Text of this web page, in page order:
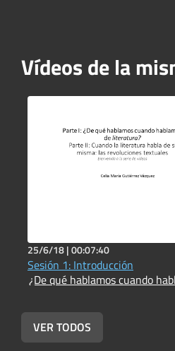
Vídeos de la
25/6/18 |00:07:40
Sesión 1: Introducción
¿De qué hablamos cuando
VER TODOS